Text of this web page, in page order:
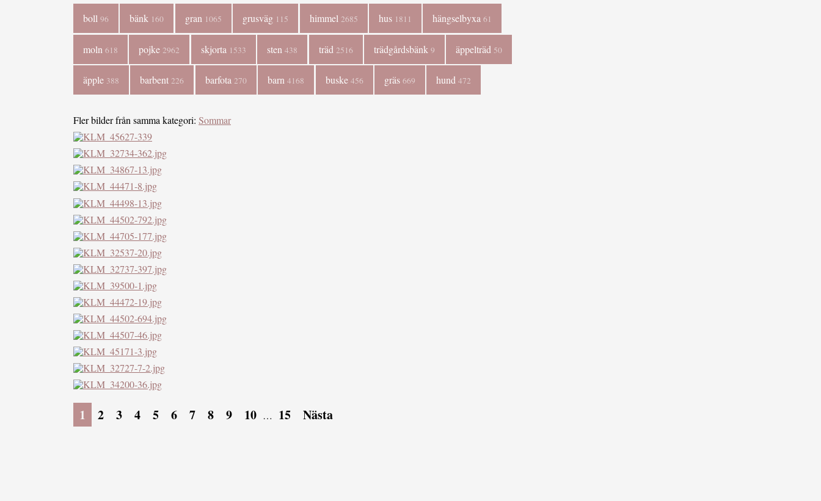
boll 96 bänk 160 gran 1065 grusväg 115 himmel 2685 hus 1811 hängselbyxa61
moln 618 pojke 2962 skjorta 1533 sten438 träd 2516 trädgårdsbänk 9 äppelträd 50
äpple 388 barbent 226 barfota 270 barn4168 buske 456 gräs 669 hund472
Fler bilder från samma kategori: Sommar
1 2 3 4 5 6 7 8 9 10 … 15 Nästa